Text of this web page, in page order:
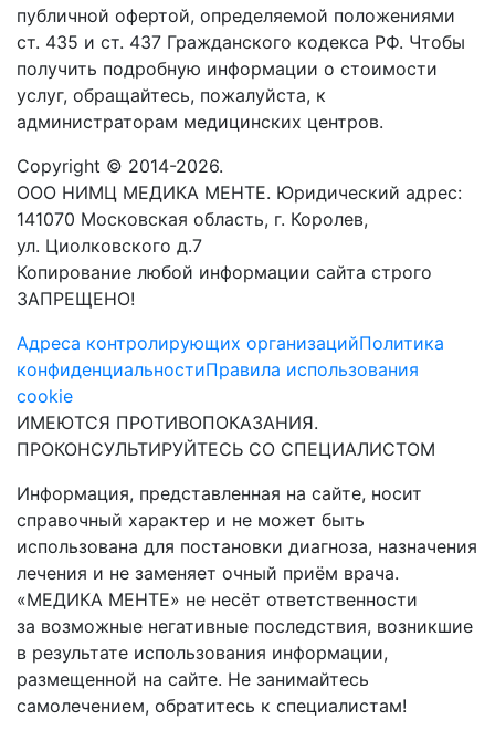
публичной офертой, определяемой положениями
ст. 435 и ст. 437 Гражданского кодекса РФ. Чтобы
получить подробную информации о стоимости
услуг, обращайтесь, пожалуйста, к
администраторам медицинских центров.
Copyright © 2014-2026.
ООО НИМЦ МЕДИКА МЕНТЕ. Юридический адрес:
141070 Московская область, г. Королев,
ул. Циолковского д.7
Копирование любой информации сайта строго
ЗАПРЕЩЕНО!
Адреса контролирующих организацийПолитика
конфиденциальностиПравила использования
cookie
ИМЕЮТСЯ ПРОТИВОПОКАЗАНИЯ.
ПРОКОНСУЛЬТИРУЙТЕСЬ СО СПЕЦИАЛИСТОМ
Информация, представленная на сайте, носит
справочный характер и не может быть
использована для постановки диагноза, назначения
лечения и не заменяет очный приём врача.
«МЕДИКА МЕНТЕ» не несёт ответственности
за возможные негативные последствия, возникшие
в результате использования информации,
размещенной на сайте. Не занимайтесь
самолечением, обратитесь к специалистам!